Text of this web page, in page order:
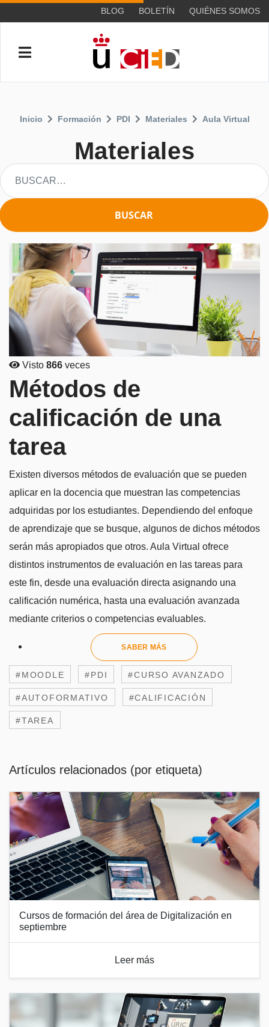
BLOG BOLETÍN QUIÉNES SOMOS
Materiales
Inicio Formación PDI Materiales Aula Virtual
BUSCAR
Visto 866 veces
Métodos de
calificación de una
tarea
Existen diversos métodos de evaluación que se pueden
aplicar en la docencia que muestran las competencias
adquiridas por los estudiantes. Dependiendo del enfoque
de aprendizaje que se busque, algunos de dichos métodos
serán más apropiados que otros. Aula Virtual ofrece
distintos instrumentos de evaluación en las tareas para
este fin, desde una evaluación directa asignando una
calificación numérica, hasta una evaluación avanzada
mediante criterios o competencias evaluables.
SABER MÁS
#MOODLE #PDI #CURSO AVANZADO
#AUTOFORMATIVO #CALIFICACIÓN
#TAREA
Artículos relacionados (por etiqueta)
Cursos de formación del área de Digitalización en
septiembre
Leer más